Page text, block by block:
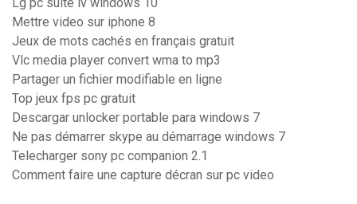
Lg pc suite iv windows 10
Mettre video sur iphone 8
Jeux de mots cachés en français gratuit
Vlc media player convert wma to mp3
Partager un fichier modifiable en ligne
Top jeux fps pc gratuit
Descargar unlocker portable para windows 7
Ne pas démarrer skype au démarrage windows 7
Telecharger sony pc companion 2.1
Comment faire une capture décran sur pc video